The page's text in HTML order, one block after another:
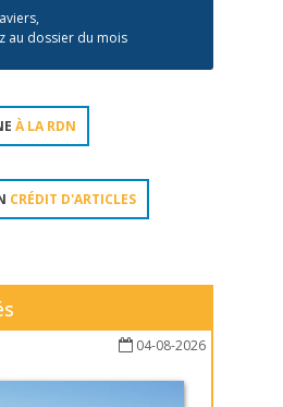
au dossier du mois
À LA RDN
CRÉDIT D'ARTICLES
04-08-2026